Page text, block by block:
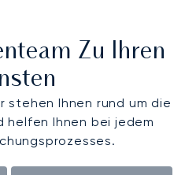
Zu Ihren
Ihnen rund um die
helfen Ihnen bei jedem